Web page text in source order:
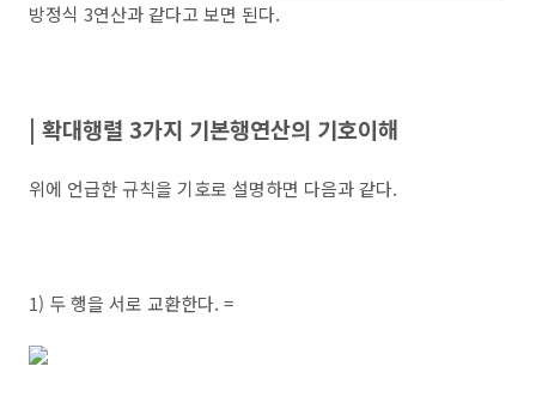
방정식 3연산과 같다고 보면 된다.
| 확대행렬 3가지 기본행연산의 기호이해
위에 언급한 규칙을 기호로 설명하면 다음과 같다.
1) 두 행을 서로 교환한다. =